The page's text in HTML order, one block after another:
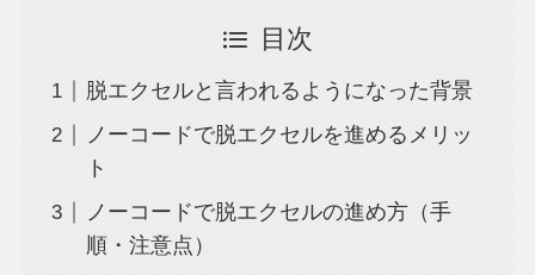
目次
脱エクセルと言われるようになった背景
ノーコードで脱エクセルを進めるメリッ
ト
ノーコードで脱エクセルの進め方（手
順・注意点）